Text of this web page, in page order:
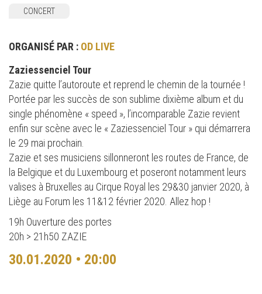
CONCERT
ORGANISÉ PAR : OD LIVE
Zaziessenciel Tour
Zazie quitte l’autoroute et reprend le chemin de la tournée !
Portée par les succès de son sublime dixième album et du
single phénomène « speed », l’incomparable Zazie revient
enfin sur scène avec le « Zaziessenciel Tour » qui démarrera
le 29 mai prochain.
Zazie et ses musiciens sillonneront les routes de France, de
la Belgique et du Luxembourg et poseront notamment leurs
valises à Bruxelles au Cirque Royal les 29&30 janvier 2020, à
Liège au Forum les 11&12 février 2020. Allez hop !
19h Ouverture des portes
20h > 21h50 ZAZIE
30.01.2020 • 20:00